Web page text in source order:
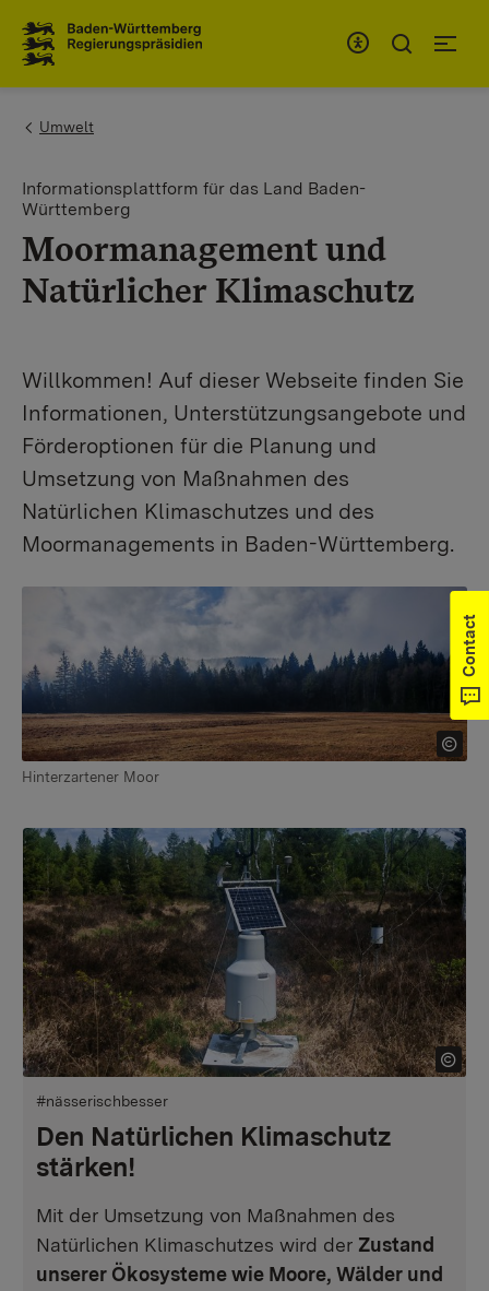
You are here:
Umwelt
Informationsplattform für das Land Baden-
Württemberg
Moormanagement und
Natürlicher Klimaschutz
Willkommen! Auf dieser Webseite finden Sie
Informationen, Unterstützungsangebote und
Förderoptionen für die Planung und
Umsetzung von Maßnahmen des
Natürlichen Klimaschutzes und des
Moormanagements in Baden-Württemberg.
Hinterzartener Moor
Den Natürlichen Klimaschutz
stärken!
#nässerischbesser
Mit der Umsetzung von Maßnahmen des
Natürlichen Klimaschutzes wird der Zustand
unserer Ökosysteme wie Moore, Wälder und
Contact